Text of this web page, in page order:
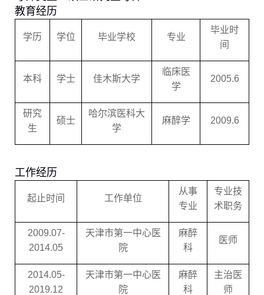
教育经历
学历 学位 毕业学校 专业
毕业时
间
本科 学士 佳木斯大学
临床医
学
2005.6
研究
生
硕士
哈尔滨医科大
学
麻醉学 2009.6
工作经历
起止时间 工作单位
从事
专业
专业技
术职务
2009.07-
2014.05
天津市第一中心医
院
麻醉
科
医师
2014.05-
2019.12
天津市第一中心医
院
麻醉
科
主治医
师